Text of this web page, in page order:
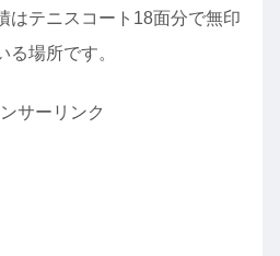
はテニスコート18面分で無印
る場所です。
サーリンク